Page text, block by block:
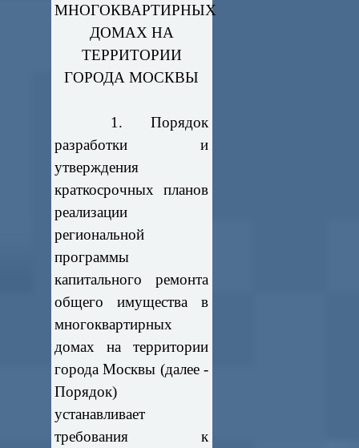
МНОГОКВАРТИРНЫХ
ДОМАХ НА
ТЕРРИТОРИИ
ГОРОДА МОСКВЫ
1. Порядок
разработки и
утверждения
краткосрочных планов
реализации
региональной
программы
капитального ремонта
общего имущества в
многоквартирных
домах на территории
города Москвы (далее -
Порядок)
устанавливает
требования к